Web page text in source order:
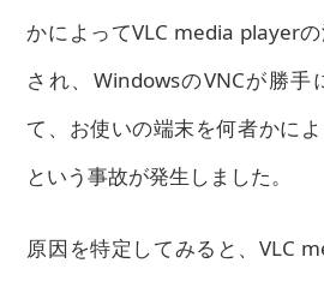
かによってVLC media player
され、WindowsのVNCが勝
て、お使いの端末を何者かに
という事故が発生しました。
原因を特定してみると、VLC